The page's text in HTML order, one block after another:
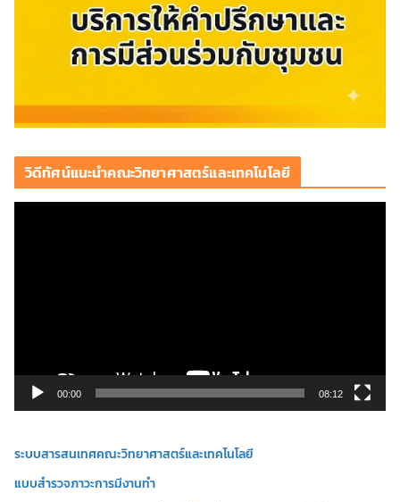
วิดีทัศน์แนะนำคณะวิทยาศาสตร์และเทคโนโลยี
ดี
อ
00:00 08:12
ระบบสารสนเทศคณะวิทยาศาสตร์และเทคโนโลยี
แบบสำรวจภาวะการมีงานทำ